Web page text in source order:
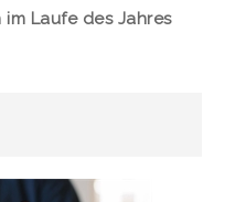
Laufe des Jahres